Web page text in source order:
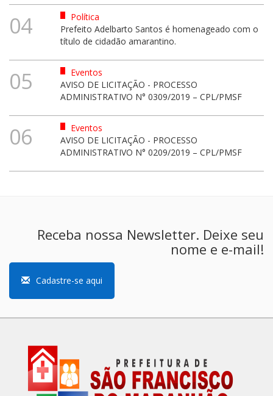
04
Política
Prefeito Adelbarto Santos é homenageado com o
título de cidadão amarantino.
05
Eventos
AVISO DE LICITAÇÃO - PROCESSO
ADMINISTRATIVO N° 0309/2019 – CPL/PMSF
06
Eventos
AVISO DE LICITAÇÃO - PROCESSO
ADMINISTRATIVO N° 0209/2019 – CPL/PMSF
Receba nossa Newsletter. Deixe seu
nome e e-mail!
Cadastre-se aqui